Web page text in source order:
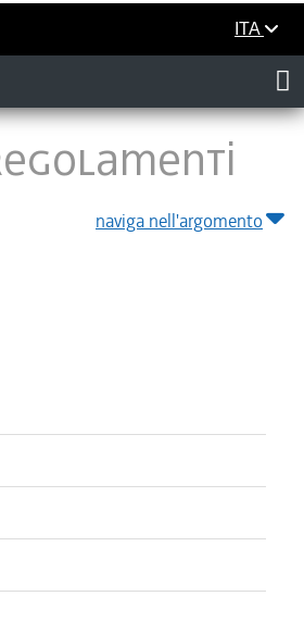
ITA
naviga nell'argomento